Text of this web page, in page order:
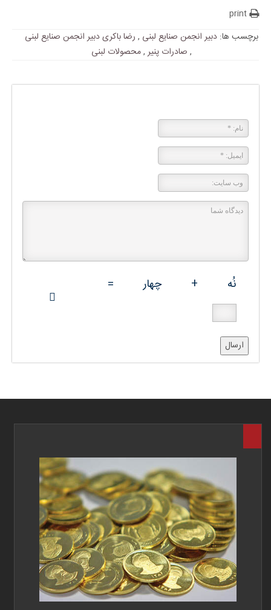
print
برچسب ها: دبیر انجمن صنایع لبنی , رضا باکری دبیر انجمن‌ صنایع لبنی
, صادرات پنیر,محصولات لبنی
نُه + چهار =
ارسال